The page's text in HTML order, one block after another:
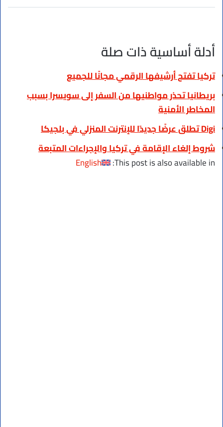
أدلة أساسية ذات صلة
تركيا تفتح أرشيفها الرقمي مجانًا للجميع
بريطانيا تحذر مواطنيها من السفر إلى سويسرا بسبب
المخاطر الأمنية
Digi تطلق عرضًا جديدًا للإنترنت المنزلي في بلجيكا
شروط إلغاء الإقامة في تركيا والإجراءات المتبعة
This post is also available in:
English